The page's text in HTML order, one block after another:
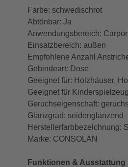
Farbe: schwedischrot
Abtönbar: Ja
Anwendungsbereich:
Einsatzbereich: außen
Empfohlene Anzahl
Gebindeart: Dose
Geeignet für: Holzhäuser,
Geeignet für
Geruchseigenschaft:
Glanzgrad: seidenglänzend
Herstellerfarbbezeichnung:
Marke: CONSOLAN
Funktionen & Ausstattung